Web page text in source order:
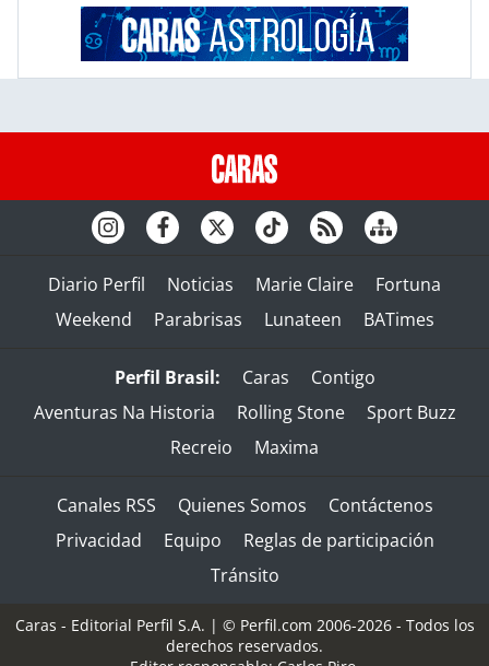
Diario Perfil Noticias Marie Claire
Fortuna
Weekend
Parabrisas Lunateen BATimes
Perfil Brasil: Caras
Contigo
Aventuras Na Historia
Rolling Stone
Sport Buzz
Recreio
Maxima
Canales RSS Quienes Somos
Contáctenos
Privacidad
Equipo
Reglas de participación
Tránsito
Caras - Editorial Perfil S.A. | © Perfil.com 2006-2026 - Todos los
derechos reservados.